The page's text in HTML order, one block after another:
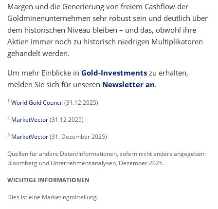
Margen und die Generierung von freiem Cashflow der
Goldminenunternehmen sehr robust sein und deutlich über
dem historischen Niveau bleiben – und das, obwohl ihre
Aktien immer noch zu historisch niedrigen Multiplikatoren
gehandelt werden.
Um mehr Einblicke in Gold-Investments zu erhalten,
melden Sie sich für unseren Newsletter an.
1 World Gold Council (31.12 2025)
2 MarketVector(31.12 2025)
3 MarketVector(31. Dezember 2025)
Quellen für andere Daten/Informationen, sofern nicht anders angegeben:
Bloomberg und Unternehmensanalysen, Dezember 2025.
WICHTIGE INFORMATIONEN
Dies ist eine Marketingmitteilung.